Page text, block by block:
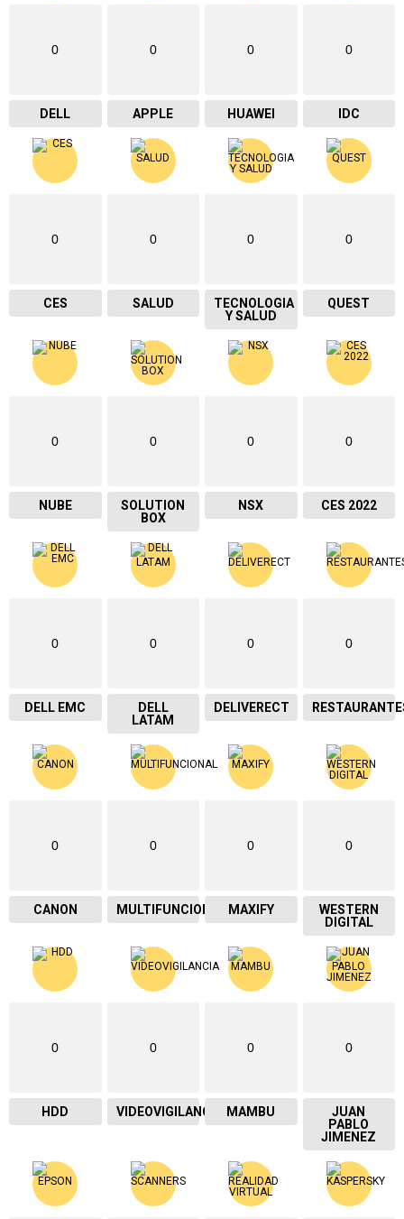
0
DELL
0
APPLE
0
HUAWEI
0
IDC
0
CES
0
SALUD
0
TECNOLOGIA
Y SALUD
0
QUEST
0
NUBE
0
SOLUTION
BOX
0
NSX
0
CES 2022
0
DELL EMC
0
DELL
LATAM
0
DELIVERECT
0
0
CANON
0
MULTIFUNCIONAL
0
MAXIFY
0
WESTERN
DIGITAL
0
HDD
0
VIDEOVIGILANCIA
0
MAMBU
0
JUAN
PABLO
JIMENEZ